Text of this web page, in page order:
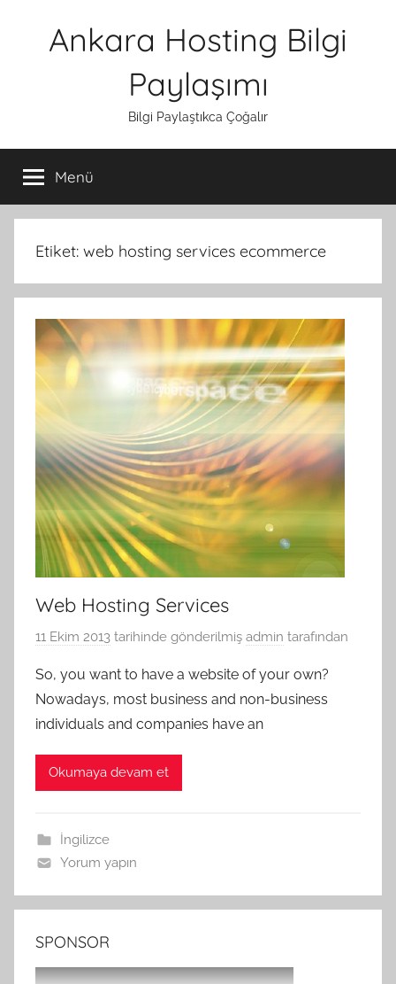
Ankara Hosting Bilgi
Paylaşımı
Bilgi Paylaştıkca Çoğalır
Menü
Etiket: web hosting services ecommerce
Web Hosting Services
11 Ekim 2013 tarihinde gönderilmiş admin tarafından
So, you want to have a website of your own?
Nowadays, most business and non-business
individuals and companies have an
Okumaya devam et
İngilizce
Yorum yapın
SPONSOR